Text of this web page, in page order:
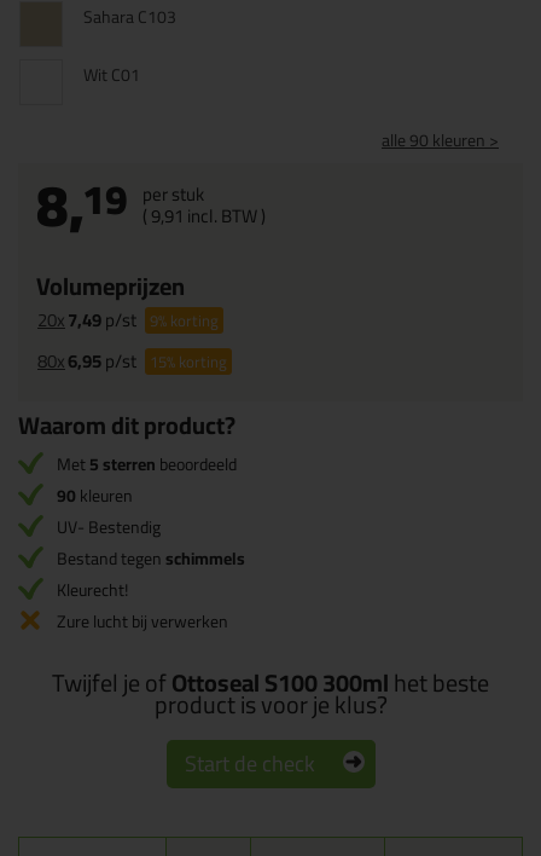
Sahara C103
Wit C01
alle 90 kleuren >
8,19 per stuk
(9,91 incl. BTW )
Volumeprijzen
20x7,49p/st 9%korting
80x6,95p/st 15%korting
Waarom dit product?
Met5 sterrenbeoordeeld
90kleuren
UV- Bestendig
Bestand tegenschimmels
Kleurecht!
Zure lucht bij verwerken
Twijfel je ofOttoseal S100 300mlhet beste
product is voor je klus?
Start de check